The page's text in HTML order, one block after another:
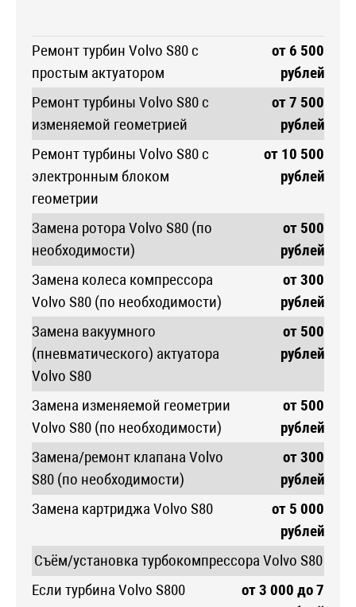
Ремонт турбин Volvo S80 с
простым актуатором
от 6 500
рублей
Ремонт турбины Volvo S80 с
изменяемой геометрией
от 7 500
рублей
Ремонт турбины Volvo S80 с
электронным блоком
геометрии
от 10 500
рублей
Замена ротора Volvo S80 (по
необходимости)
от 500
рублей
Замена колеса компрессора
Volvo S80 (по необходимости)
от 300
рублей
Замена вакуумного
(пневматического) актуатора
Volvo S80
от 500
рублей
Замена изменяемой геометрии
Volvo S80 (по необходимости)
от 500
рублей
Замена/ремонт клапана Volvo
S80 (по необходимости)
от 300
рублей
Замена картриджа Volvo S80
от 5 000
рублей
Съём/установка турбокомпрессора Volvo S80
Если турбина Volvo S800
от 3 000 до 7